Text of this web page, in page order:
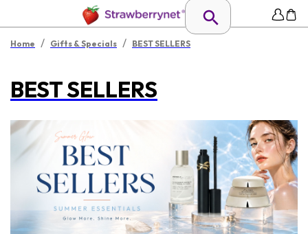
Home / Gifts & Specials / BEST SELLERS
BEST SELLERS